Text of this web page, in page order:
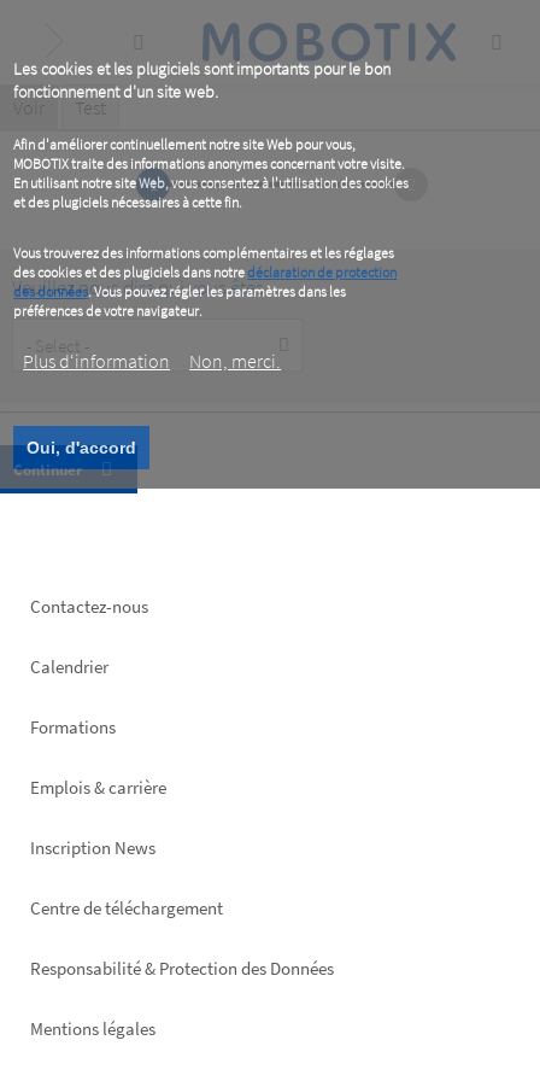
Les cookies et les plugiciels sont importants pour le bon
fonctionnement d'un site web.
Afin d'améliorer continuellement notre site Web pour vous,
MOBOTIX traite des informations anonymes concernant votre visite.
En utilisant notre site Web, vous consentez à l'utilisation des cookies
et des plugiciels nécessaires à cette fin.
Vous trouverez des informations complémentaires et les réglages
des cookies et des plugiciels dans notredéclaration de protection
des données. Vous pouvez régler les paramètres dans les
préférences de votre navigateur.
Plus d‘information Non, merci.
Oui, d'accord
content
Primary
tabs
Voir (active
Test
1 2
Veuillez nous dire qui vous êtes
Type
Footer
Contactez-nous
Calendrier
Formations
Emplois & carrière
Inscription News
Footer
Centre de téléchargement
Responsabilité & Protection des Données
Mentions légales